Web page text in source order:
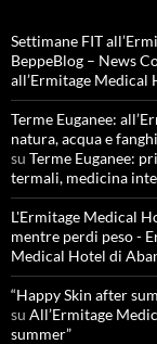
Settimane FIT
BeppeBlog – News
all’Ermitage Medical
Terme Euganee:
natura, acqua e
su Terme Euganee:
termali, medicina
L'Ermitage Medical
mentre perdi peso -
Medical Hotel di
“Happy Skin after
su All’Ermitage
summer”